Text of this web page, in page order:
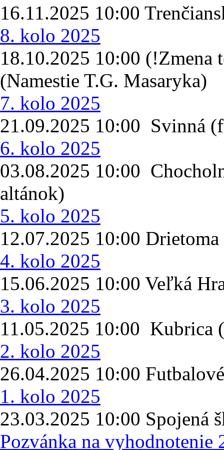
16.11.2025 10:00
8. kolo 2025
18.10.2025 10:00 (!Zmena
(Namestie T.G. Masaryka)
7. kolo 2025
21.09.2025 10:00 Svinná
6. kolo 2025
03.08.2025 10:00
altánok)
5. kolo 2025
12.07.2025 10:00
4. kolo 2025
15.06.2025 10:00 Veľká
3. kolo 2025
11.05.2025 10:00
2. kolo 2025
26.04.2025 10:00
1. kolo 2025
23.03.2025 10:00 Spojená
Pozvánka na vyhodnotenie